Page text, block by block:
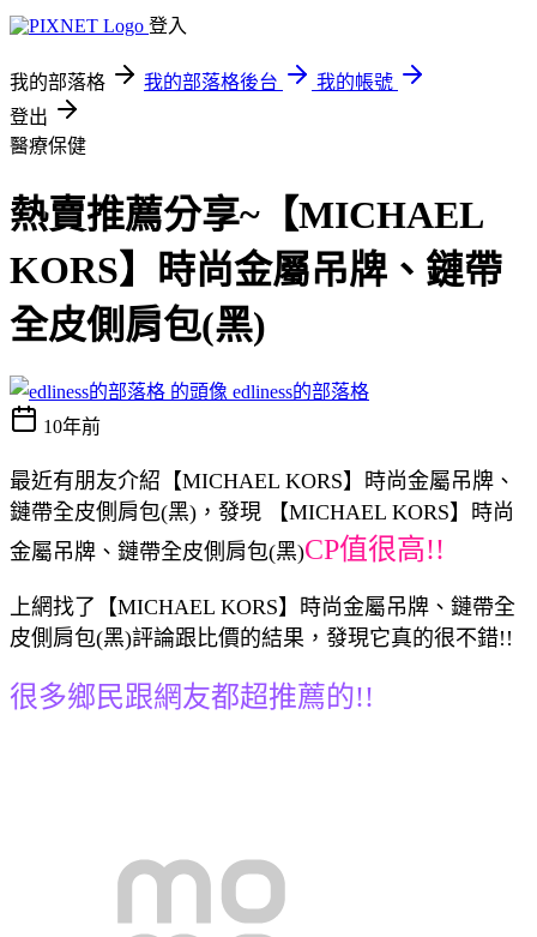
登入
我的部落格 我的部落格後台
我的帳號
登出
醫療保健
熱賣推薦分享~【MICHAEL
KORS】時尚金屬吊牌、鏈帶
全皮側肩包(黑)
edliness的部落格
10年前
最近有朋友介紹【MICHAEL KORS】時尚金屬吊牌、
鏈帶全皮側肩包(黑)，發現 【MICHAEL KORS】時尚
金屬吊牌、鏈帶全皮側肩包(黑)CP值很高!!
上網找了【MICHAEL KORS】時尚金屬吊牌、鏈帶全
皮側肩包(黑)評論跟比價的結果，發現它真的很不錯!!
很多鄉民跟網友都超推薦的!!